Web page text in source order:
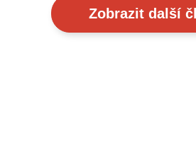
Zobrazit další